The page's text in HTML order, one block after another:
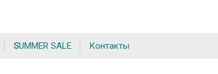
SUMMER SALE Контакты